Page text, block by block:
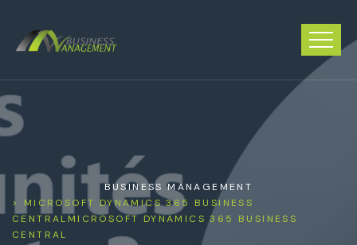
BUSINESS MANAGEMENT
> MICROSOFT DYNAMICS 365 BUSINESS
CENTRAL MICROSOFT DYNAMICS 365 BUSINESS
CENTRAL